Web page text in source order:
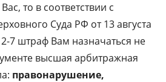
то в соответствии с
Суда РФ от 13 августа
7 штраф Вам назначаться не
высшая арбитражная
правонарушение,